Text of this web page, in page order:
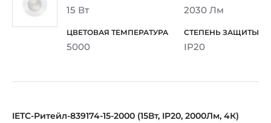
15 Вт 2030 Лм
5000 IP20
IETC-Ритейл-839174-15-2000 (15Вт, IP20, 2000Лм, 4К)